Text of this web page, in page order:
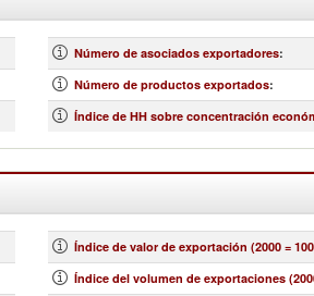
Número de asociados exportadores:
Número de productos exportados:
Índice de HH sobre concentración
Índice de valor de exportación (2000 =
Índice del volumen de exportaciones